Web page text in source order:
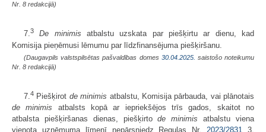
Nr. 8 redakcijā)
7.3 De minimis atbalstu uzskata par piešķirtu ar dienu, kad
Komisija pieņēmusi lēmumu par līdzfinansējuma piešķiršanu.
(Daugavpils valstspilsētas pašvaldības domes 30.04.2025. saistošo noteikumu
Nr. 8 redakcijā)
7. 4 Piešķirot de minimis atbalstu, Komisija pārbauda, vai plānotais
de minimis atbalsts kopā ar iepriekšējos trīs gados, skaitot no
atbalsta piešķiršanas dienas, piešķirtode minimis atbalstu viena
vienota uzņēmuma līmenī nepārsniedz Regulas Nr. 2023/2831
3.